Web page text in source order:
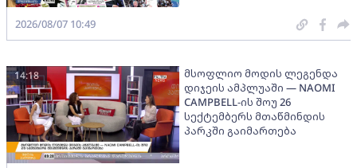
2026/08/07 10:49
მსოფლიო მოდის ლეგენდა
დიჯეის ამპლუაში — NAOMI
CAMPBELL-ის შოუ 26
სექტემბერს მთაწმინდის
პარკში გაიმართება
14:18